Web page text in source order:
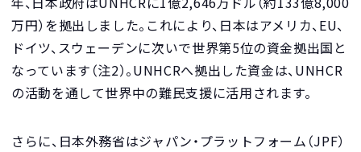
万円）を拠出しました。これにより、日本はアメリカ、EU、
ドイツ、スウェーデンに次いで世界第5位の資金拠出国と
なっています（注2）。UNHCRへ拠出した資金は、UNHCR
の活動を通して世界中の難民支援に活用されます。
さらに、日本外務省はジャパン・プラットフォーム（JPF）